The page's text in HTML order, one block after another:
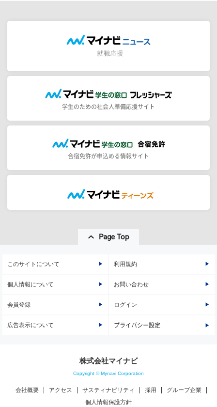
学生のための社会人準備応援サイト
合宿免許が申込める情報サイト
Page Top
このサイトについて 利用規約
個人情報について お問い合わせ
会員登録 ログイン
広告表示について プライバシー設定
株式会社マイナビ
Copyright © Mynavi Corporation
会社概要 アクセス サスティナビリティ 採用
グループ企業
個人情報保護方針